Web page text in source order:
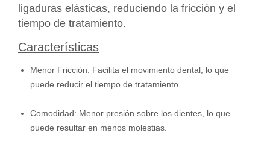
ligaduras elásticas, reduciendo la fricción y el
tiempo de tratamiento.
Características
Menor Fricción: Facilita el movimiento dental, lo que
puede reducir el tiempo de tratamiento.
Comodidad: Menor presión sobre los dientes, lo que
puede resultar en menos molestias.